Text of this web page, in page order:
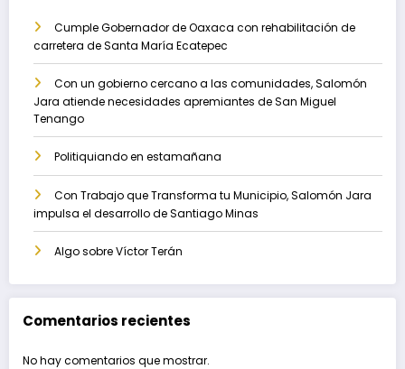
Cumple Gobernador de Oaxaca con rehabilitación de
carretera de Santa María Ecatepec
Con un gobierno cercano a las comunidades, Salomón
Jara atiende necesidades apremiantes de San Miguel
Tenango
Politiquiando en estamañana
Con Trabajo que Transforma tu Municipio, Salomón Jara
impulsa el desarrollo de Santiago Minas
Algo sobre Víctor Terán
Comentarios recientes
No hay comentarios que mostrar.